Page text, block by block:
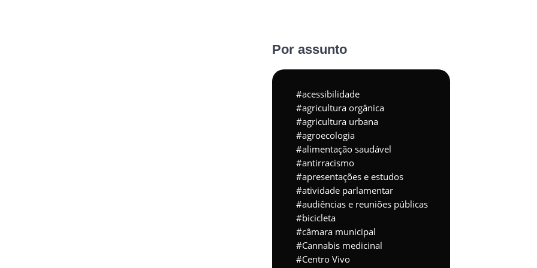
Por assunto
acessibilidade
agricultura orgânica
agricultura urbana
agroecologia
alimentação saudável
antirracismo
apresentações e estudos
atividade parlamentar
audiências e reuniões públicas
bicicleta
câmara municipal
Cannabis medicinal
Centro Vivo